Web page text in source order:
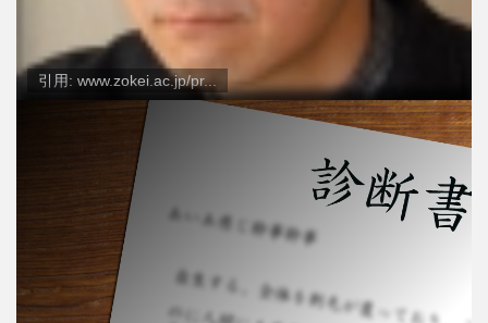
引用: www.zokei.ac.jp/pr...